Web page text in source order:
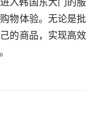
物体验。无论是批
的商品，实现高效